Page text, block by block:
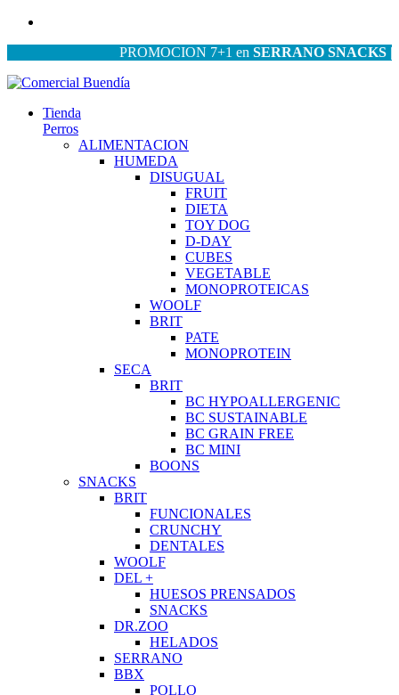
PROMOCION 7+1 enSERRANO SNACKS|
Tienda
Perros
ALIMENTACION
HUMEDA
DISUGUAL
FRUIT
DIETA
TOY DOG
D-DAY
CUBES
VEGETABLE
MONOPROTEICAS
WOOLF
BRIT
PATE
MONOPROTEIN
SECA
BRIT
BC HYPOALLERGENIC
BC SUSTAINABLE
BC GRAIN FREE
BC MINI
BOONS
SNACKS
BRIT
FUNCIONALES
CRUNCHY
DENTALES
WOOLF
DEL +
HUESOS PRENSADOS
SNACKS
DR.ZOO
HELADOS
SERRANO
BBX
POLLO